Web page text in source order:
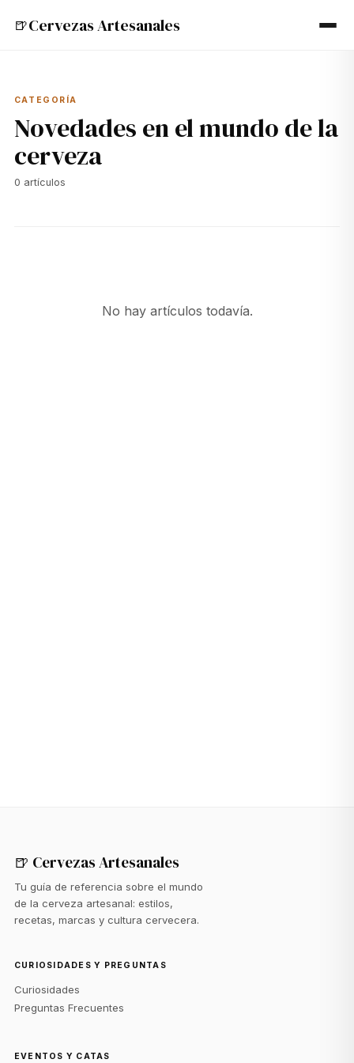
🍺Cervezas Artesanales
CATEGORÍA
Novedades en el mundo de la
cerveza
0 artículos
No hay artículos todavía.
🍺 Cervezas Artesanales
Tu guía de referencia sobre el mundo
de la cerveza artesanal: estilos,
recetas, marcas y cultura cervecera.
CURIOSIDADES Y PREGUNTAS
Curiosidades
Preguntas Frecuentes
EVENTOS Y CATAS